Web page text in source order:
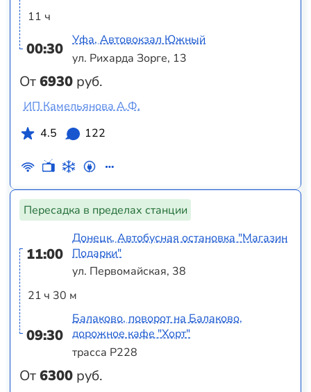
11 ч
00:30
От6930 руб.
Уфа, Автовокзал Южный
ул. Рихарда Зорге, 13
ИП Камельянова А.Ф.
4.5
122
Пересадка в пределах станции
11:00
21 ч 30 м
09:30
От6300 руб.
Донецк, Автобусная остановка "Магазин
Подарки"
ул. Первомайская, 38
Балаково, поворот на Балаково,
дорожное кафе "Хорт"
трасса Р228